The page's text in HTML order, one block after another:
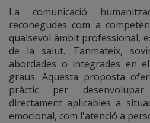
La comunicació
reconegudes com a
qualsevol àmbit professional,
de la salut. Tanmateix,
abordades o integrades en
graus. Aquesta proposta
pràctic per
directament aplicables a
emocional, com l'atenció a